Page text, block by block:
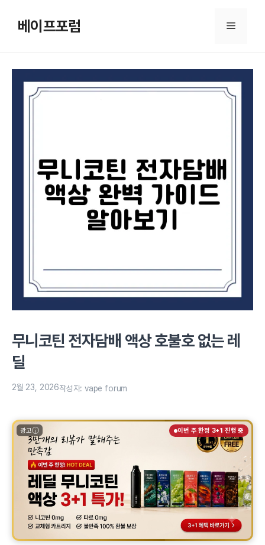
베이프포럼 메
무니코틴 전자담배 액상 호불호 없는 레
딜
2월 23, 2026작성자:vape forum
광고 이번 주 한정 3+1 진행 중